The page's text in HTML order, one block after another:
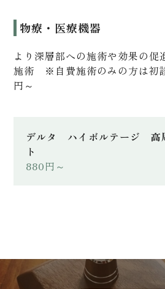
物療・医療機器
より深層部への施術や効果の促
施術 ※自費施術のみの方は初
円～
デルタ ハイボルテージ 高
ト
880円～